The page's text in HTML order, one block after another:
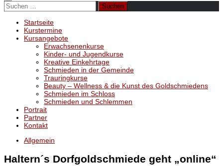
Suchen
nach:
Startseite
Kurstermine
Kursangebote
Erwachsenenkurse
Kinder- und Jugendkurse
Kreative Einkehrtage
Schmieden in der Gemeinde
Trauringkurse
Beauty – Wellness & die Kunst des Goldschmiedens
Schmieden im Schloss
Schmieden und Schlemmen
Portrait
Partner
Kontakt
Allgemein
Haltern´s Dorfgoldschmiede geht „online“